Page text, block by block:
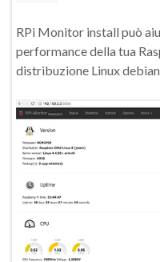
RPi Monitor install può
performance della tua
distribuzione Linux